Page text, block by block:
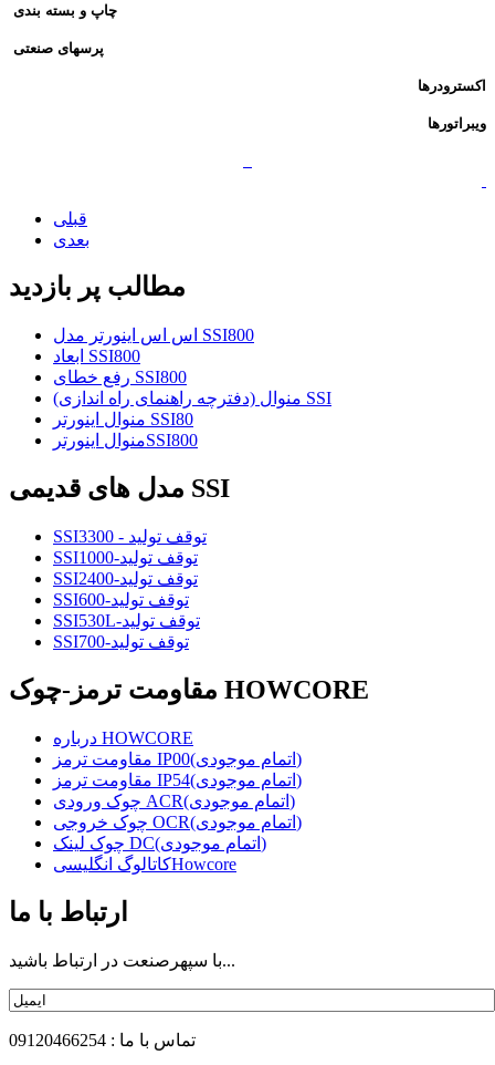
چاپ و بسته بندی
اکسترودرها
ویبراتورها
قبلی
بعدی
مطالب پر بازدید
اس اس اینورتر مدل SSI800
ابعاد SSI800
رفع خطای SSI800
منوال (دفترچه راهنمای راه اندازی) SSI
منوال اینورتر SSI80
منوال اینورترSSI800
مدل های قدیمی SSI
SSI3300 - توقف تولید
SSI1000-توقف تولید
SSI2400-توقف تولید
SSI600-توقف تولید
SSI530L-توقف تولید
SSI700-توقف تولید
مقاومت ترمز-چوک HOWCORE
درباره HOWCORE
مقاومت ترمز IP00(اتمام موجودی)
مقاومت ترمز IP54(اتمام موجودی)
چوک ورودی ACR(اتمام موجودی)
چوک خروجی OCR(اتمام موجودی)
چوک لینک DC(اتمام موجودی)
کاتالوگ انگلیسیHowcore
ارتباط با ما
با سپهرصنعت در ارتباط باشید...
تماس با ما : 09120466254